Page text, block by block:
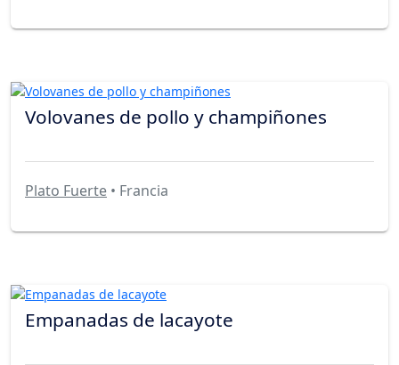
Volovanes de pollo y champiñones
Plato Fuerte • Francia
Empanadas de lacayote